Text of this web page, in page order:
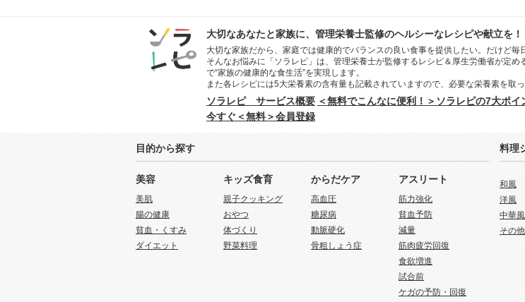
大切なあなたと家族に、管理栄養士監修のヘルシーなレシピや献立を！
大切な家族だから、家庭では健康的でバランスの良い食事を提供したい。だけど
そんなお悩みに「ソラレピ」は、管理栄養士が監修するレシピ＆厚生労働省が定
で“家族の健康的な食生活”を実現します。
また各レシピには5大栄養素の含有量も記載されていますので、必要な栄養素を取
ソラレピ サービス概要 ＜無料でこんなに便利！＞ソラレピの7大ポイ
今すぐ＜無料＞会員登録
目的から探す
美容
美肌
腸の健康
貧血・くすみ
ダイエット
キッズ食育
親子クッキング
おやつ
体づくり
野菜料理
からだケア
高血圧
糖尿病
動脈硬化
骨粗しょう症
アスリート
筋力強化
貧血予防
減量
筋肉疲労回復
食欲増進
試合前
ケガの予防・回復
料理
和風
洋風
中華風
その他